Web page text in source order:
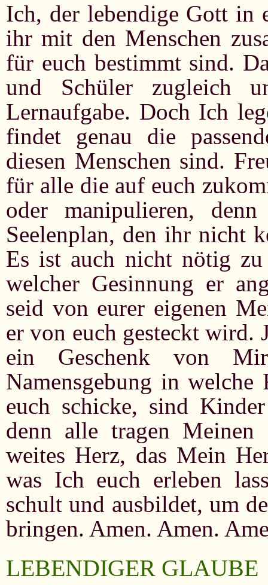
Ich, der lebendige Gott in
ihr mit den Menschen
für euch bestimmt sind.
und Schüler zugleich
Lernaufgabe. Doch Ich
findet genau die
diesen Menschen sind.
für alle die auf euch
oder manipulieren,
Seelenplan, den ihr nicht
Es ist auch nicht nötig
welcher Gesinnung er
seid von eurer eigenen
er von euch gesteckt wird.
ein Geschenk von
Namensgebung in
euch schicke, sind
denn alle tragen
weites Herz, das Mein
was Ich euch erleben
schult und ausbildet, um
bringen. Amen. Amen.
LEBENDIGER GLAUBE